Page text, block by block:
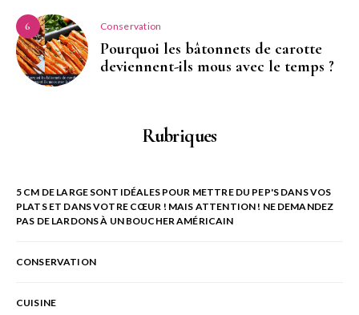
6 Conservation
Pourquoi les bâtonnets de carotte
deviennent-ils mous avec le temps ?
Rubriques
5 CM DE LARGE SONT IDÉALES POUR METTRE DU PEP'S DANS VOS
PLATS ET DANS VOTRE CŒUR ! MAIS ATTENTION ! NE DEMANDEZ
PAS DE LARDONS À UN BOUCHER AMÉRICAIN
CONSERVATION
CUISINE